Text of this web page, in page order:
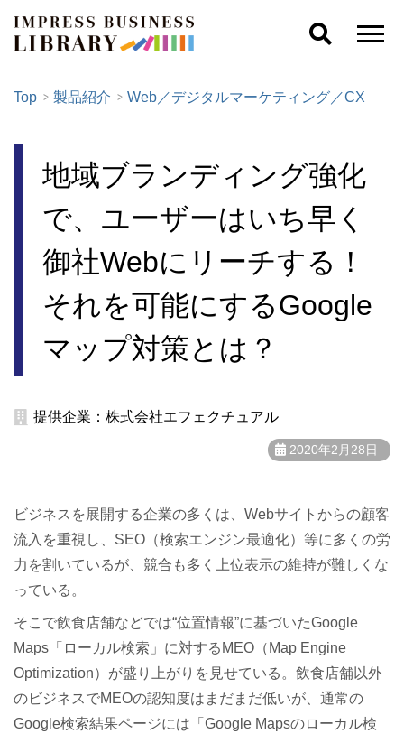
Top 製品紹介 Web／デジタルマーケティング／CX
地域ブランディング強化
で、ユーザーはいち早く
御社Webにリーチする！
それを可能にするGoogle
マップ対策とは？
提供企業：株式会社エフェクチュアル
2020年2月28日
ビジネスを展開する企業の多くは、Webサイトからの顧客
流入を重視し、SEO（検索エンジン最適化）等に多くの労
力を割いているが、競合も多く上位表示の維持が難しくな
っている。
そこで飲食店舗などでは“位置情報”に基づいたGoogle
Maps「ローカル検索」に対するMEO（Map Engine
Optimization）が盛り上がりを見せている。飲食店舗以外
のビジネスでMEOの認知度はまだまだ低いが、通常の
Google検索結果ページには「Google Mapsのローカル検